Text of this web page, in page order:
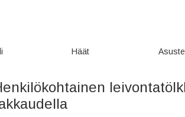
Häät